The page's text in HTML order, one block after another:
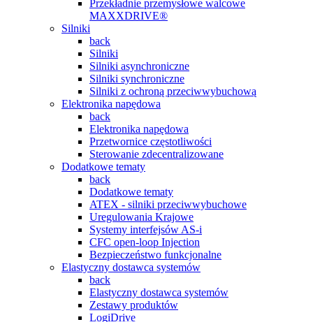
Przekładnie przemysłowe walcowe
MAXXDRIVE®
Silniki
back
Silniki
Silniki asynchroniczne
Silniki synchroniczne
Silniki z ochroną przeciwwybuchową
Elektronika napędowa
back
Elektronika napędowa
Przetwornice częstotliwości
Sterowanie zdecentralizowane
Dodatkowe tematy
back
Dodatkowe tematy
ATEX - silniki przeciwwybuchowe
Uregulowania Krajowe
Systemy interfejsów AS-i
CFC open-loop Injection
Bezpieczeństwo funkcjonalne
Elastyczny dostawca systemów
back
Elastyczny dostawca systemów
Zestawy produktów
LogiDrive